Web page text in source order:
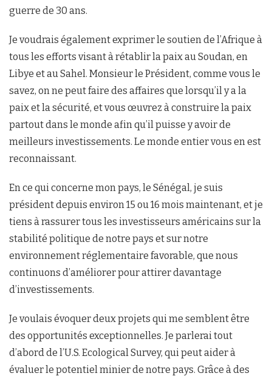
guerre de 30 ans.
Je voudrais également exprimer le soutien de l’Afrique à
tous les efforts visant à rétablir la paix au Soudan, en
Libye et au Sahel. Monsieur le Président, comme vous le
savez, on ne peut faire des affaires que lorsqu’il y a la
paix et la sécurité, et vous œuvrez à construire la paix
partout dans le monde afin qu’il puisse y avoir de
meilleurs investissements. Le monde entier vous en est
reconnaissant.
En ce qui concerne mon pays, le Sénégal, je suis
président depuis environ 15 ou 16 mois maintenant, et je
tiens à rassurer tous les investisseurs américains sur la
stabilité politique de notre pays et sur notre
environnement réglementaire favorable, que nous
continuons d’améliorer pour attirer davantage
d’investissements.
Je voulais évoquer deux projets qui me semblent être
des opportunités exceptionnelles. Je parlerai tout
d’abord de l’U.S. Ecological Survey, qui peut aider à
évaluer le potentiel minier de notre pays. Grâce à des